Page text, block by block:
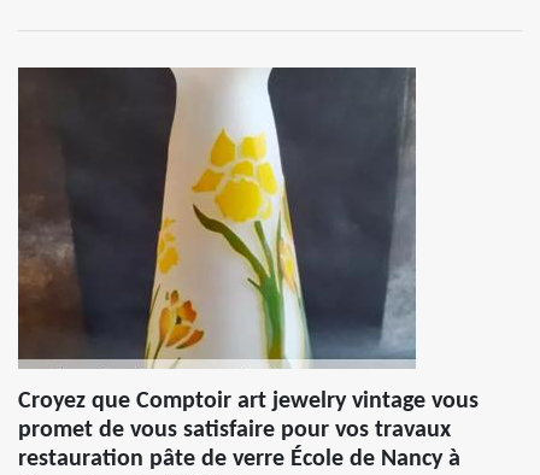
Croyez que Comptoir art jewelry vintage vous
promet de vous satisfaire pour vos travaux
restauration pâte de verre École de Nancy à